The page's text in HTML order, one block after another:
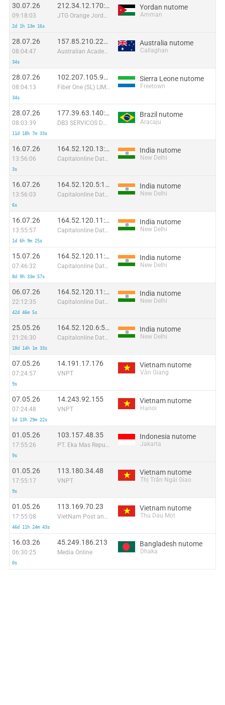
30.07.26
09:18:03
2d 1h 13m 16s
212.34.12.170:44178
JTG Orange Jordan
Yordan nutome
Amman
28.07.26
08:04:47
34s
157.85.210.229:7292
Australian Academic and Research Network
Australia nutome
Callaghan
28.07.26
08:04:13
34s
102.207.105.97:59130
Fiber One (SL) LIMITED
Sierra Leone nutome
Freetown
28.07.26
08:03:39
11d 18h 7m 33s
177.39.63.140:5886
DB3 SERVICOS DE TELECOMUNICACOES S.A
Brazil nutome
Aracaju
16.07.26
13:56:06
3s
164.52.120.13:17115
Capitalonline Data Service (HK) Co
India nutome
New Delhi
16.07.26
13:56:03
6s
164.52.120.5:12936
Capitalonline Data Service (HK) Co
India nutome
New Delhi
16.07.26
13:55:57
1d 6h 9m 25s
164.52.120.11:42851
Capitalonline Data Service (HK) Co
India nutome
New Delhi
15.07.26
07:46:32
8d 9h 33m 57s
164.52.120.11:4488
Capitalonline Data Service (HK) Co
India nutome
New Delhi
06.07.26
22:12:35
42d 46m 5s
164.52.120.11:36000
Capitalonline Data Service (HK) Co
India nutome
New Delhi
25.05.26
21:26:30
18d 14h 1m 33s
164.52.120.6:55862
Capitalonline Data Service (HK) Co
India nutome
New Delhi
07.05.26
07:24:57
9s
14.191.17.176
VNPT
Vietnam nutome
Văn Giang
07.05.26
07:24:48
5d 13h 29m 22s
14.243.92.155
VNPT
Vietnam nutome
Hanoi
01.05.26
17:55:26
9s
103.157.48.35
PT. Eka Mas Republik
Indonesia nutome
Jakarta
01.05.26
17:55:17
9s
113.180.34.48
VNPT
Vietnam nutome
Thị Trấn Ngải Giao
01.05.26
17:55:08
46d 11h 24m 43s
113.169.70.23
VietNam Post and Telecom Corporation
Vietnam nutome
Thu Dau Mot
16.03.26
06:30:25
0s
45.249.186.213
Media Online
Bangladesh nutome
Dhaka